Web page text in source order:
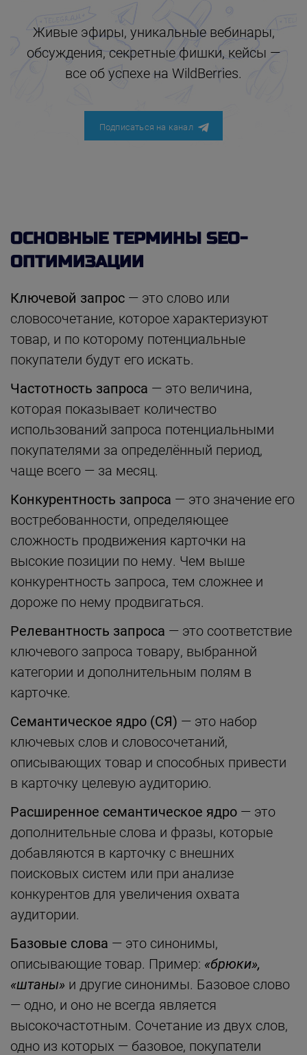
Живые эфиры, уникальные вебинары,
обсуждения, секретные фишки, кейсы —
все об успехе на WildBerries.
Подписаться на канал
ОСНОВНЫЕ ТЕРМИНЫ SEO-
ОПТИМИЗАЦИИ
Ключевой запрос — это слово или
словосочетание, которое характеризуют
товар, и по которому потенциальные
покупатели будут его искать.
Частотность запроса — это величина,
которая показывает количество
использований запроса потенциальными
покупателями за определённый период,
чаще всего — за месяц.
Конкурентность запроса — это значение его
востребованности, определяющее
сложность продвижения карточки на
высокие позиции по нему. Чем выше
конкурентность запроса, тем сложнее и
дороже по нему продвигаться.
Релевантность запроса — это соответствие
ключевого запроса товару, выбранной
категории и дополнительным полям в
карточке.
Семантическое ядро (СЯ) — это набор
ключевых слов и словосочетаний,
описывающих товар и способных привести
в карточку целевую аудиторию.
Расширенное семантическое ядро — это
дополнительные слова и фразы, которые
добавляются в карточку с внешних
поисковых систем или при анализе
конкурентов для увеличения охвата
аудитории.
Базовые слова — это синонимы,
описывающие товар. Пример: «брюки»,
«штаны» и другие синонимы. Базовое слово
— одно, и оно не всегда является
высокочастотным. Сочетание из двух слов,
одно из которых — базовое, покупатели